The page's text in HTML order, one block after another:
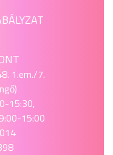
1.em./7.
15:30,
15:00